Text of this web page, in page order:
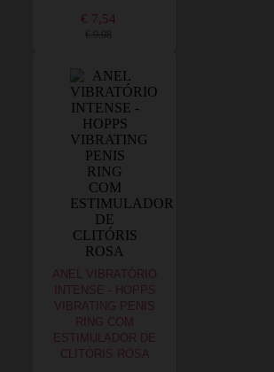
€ 7,54
€ 9,08
ANEL VIBRATÓRIO
INTENSE - HOPPS
VIBRATING PENIS
RING COM
ESTIMULADOR DE
CLITÓRIS ROSA